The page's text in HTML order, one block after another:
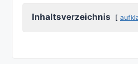
Inhaltsverzeichnis